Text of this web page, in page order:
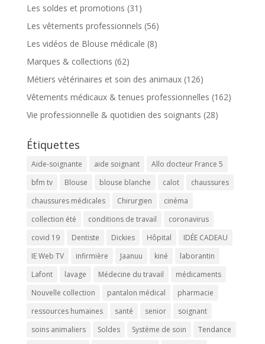
Les soldes et promotions (31)
Les vêtements professionnels (56)
Les vidéos de Blouse médicale (8)
Marques & collections (62)
Métiers vétérinaires et soin des animaux(126)
Vêtements médicaux & tenues professionnelles (162)
Vie professionnelle & quotidien des soignants (28)
Étiquettes
Aide-soignante aide soignant
Allo docteur France 5
bfm tv
Blouse blouse blanche calot
chaussures
chaussures médicales
Chirurgien
cinéma
collection été
conditions de travail
coronavirus
covid 19
Dentiste Dickies Hôpital
IDÉE CADEAU
IE Web TV
infirmière Jaanuu kiné
laborantin
Lafont
lavage Médecine du travail
médicaments
Nouvelle collection
pantalon médical
pharmacie
ressources humaines
santé senior
soignant
soins animaliers
Soldes Système de soin
Tendance